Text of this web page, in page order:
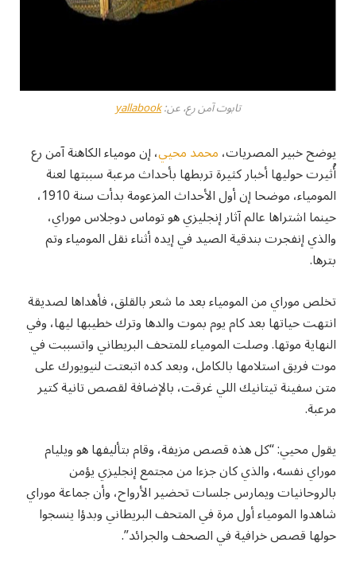
تابوت آمن رع، عن:yallabook
يوضح خبير المصريات،محمد محيي، إن مومياء الكاهنة آمن رع
أُثيرت حوليها أخبار كثيرة تربطها بأحداث مرعبة سببتها لعنة
المومياء، موضحا إن أول الأحداث المزعومة بدأت سنة 1910،
حينما اشتراها عالم آثار إنجليزي هو توماس دوجلاس موراي،
والذي إنفجرت بندقية الصيد في إيده أثناء نقل المومياء وتم
بترها.
تخلص موراي من المومياء بعد ما شعر بالقلق، فأهداها لصديقة
انتهت حياتها بعد كام يوم بموت والدها وترك خطيبها ليها، وفي
النهاية موتها. وصلت المومياء للمتحف البريطاني واتسببت في
موت فريق استلامها بالكامل، وبعد كده اتبعتت لنيويورك على
متن سفينة تيتانيك اللي غرقت، بالإضافة لقصص تانية كتير
مرعبة.
يقول محيي: “كل هذه قصص مزيفة، وقام بتأليفها هو ويليام
موراي نفسه، والذي كان جزءا من مجتمع إنجليزي يؤمن
بالروحانيات ويمارس جلسات تحضير الأرواح، وأن جماعة موراي
شاهدوا المومياء أول مرة في المتحف البريطاني وبدؤا ينسجوا
حولها قصص خرافية في الصحف والجرائد”.